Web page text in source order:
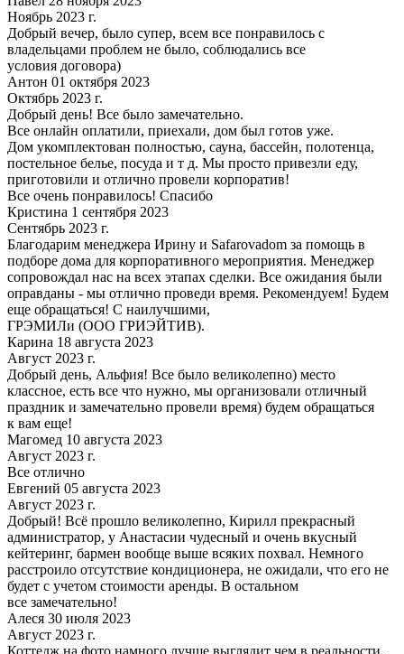
Ноябрь 2023 г.
Добрый вечер, было супер, всем все понравилось с
владельцами проблем не было, соблюдались все
условия договора)
Антон 01 октября 2023
Октябрь 2023 г.
Добрый день! Все было замечательно.
Все онлайн оплатили, приехали, дом был готов уже.
Дом укомплектован полностью, сауна, бассейн, полотенца,
постельное белье, посуда и т д. Мы просто привезли еду,
приготовили и отлично провели корпоратив!
Все очень понравилось! Спасибо
Кристина 1 сентября 2023
Сентябрь 2023 г.
Благодарим менеджера Ирину и Safarovadom за помощь в
подборе дома для корпоративного мероприятия. Менеджер
сопровождал нас на всех этапах сделки. Все ожидания были
оправданы - мы отлично проведи время. Рекомендуем! Будем
еще обращаться! С наилучшими,
ГРЭМИЛи (ООО ГРИЭЙТИВ).
Карина 18 августа 2023
Август 2023 г.
Добрый день, Альфия! Все было великолепно) место
классное, есть все что нужно, мы организовали отличный
праздник и замечательно провели время) будем обращаться
к вам еще!
Магомед 10 августа 2023
Август 2023 г.
Все отлично
Евгений 05 августа 2023
Август 2023 г.
Добрый! Всё прошло великолепно, Кирилл прекрасный
администратор, у Анастасии чудесный и очень вкусный
кейтеринг, бармен вообще выше всяких похвал. Немного
расстроило отсутствие кондиционера, не ожидали, что его не
будет с учетом стоимости аренды. В остальном
все замечательно!
Алеся 30 июля 2023
Август 2023 г.
Коттедж на фото намного лучше выглядит чем в реальности.